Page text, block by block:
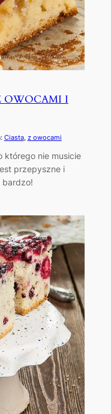
OWOCAMI I
Ciasta, z owocami
którego nie musicie
przepyszne i
bardzo!